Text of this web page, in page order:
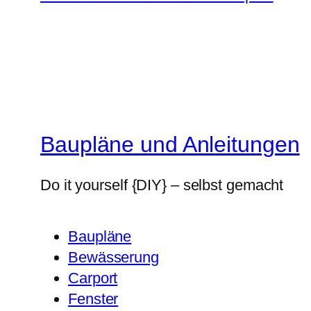
Baupläne und Anleitungen
Do it yourself {DIY} – selbst gemacht
Baupläne
Bewässerung
Carport
Fenster